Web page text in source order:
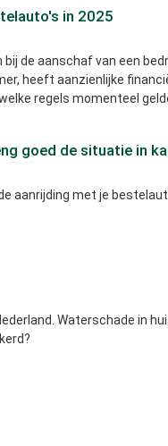
in 2025
de aanschaf van een
heeft aanzienlijke
regels momenteel
goed de situatie in
aanrijding met je
Waterschade in